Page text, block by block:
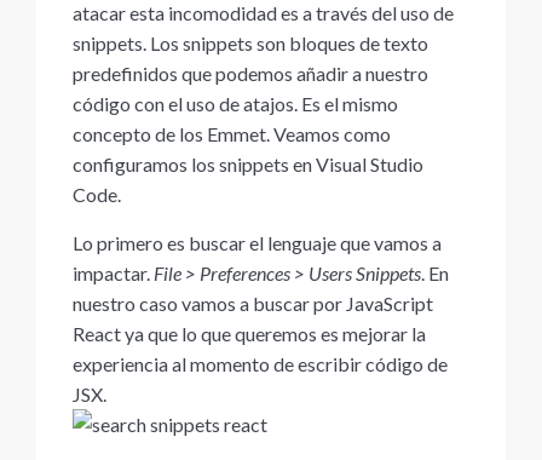
atacar esta incomodidad es a través del uso de
snippets. Los snippets son bloques de texto
predefinidos que podemos añadir a nuestro
código con el uso de atajos. Es el mismo
concepto de los Emmet. Veamos como
configuramos los snippets en Visual Studio
Code.
Lo primero es buscar el lenguaje que vamos a
impactar. File > Preferences > Users Snippets. En
nuestro caso vamos a buscar por JavaScript
React ya que lo que queremos es mejorar la
experiencia al momento de escribir código de
JSX.